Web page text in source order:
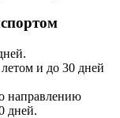
и до 30 дней
направлению
дней.